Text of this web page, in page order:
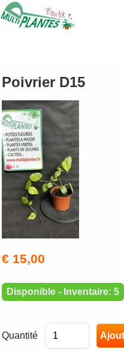
Poivrier D15
€ 15,00
Disponible - Inventaire: 5
Quantité